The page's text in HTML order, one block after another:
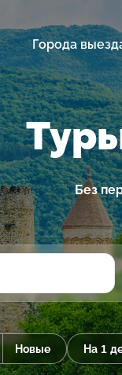
Города
Без
Новые На 1